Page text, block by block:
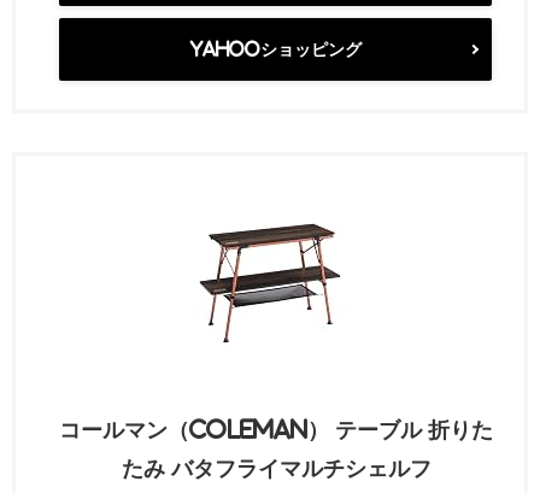
Yahooショッピング
コールマン（Coleman） テーブル 折りた
たみ バタフライマルチシェルフ